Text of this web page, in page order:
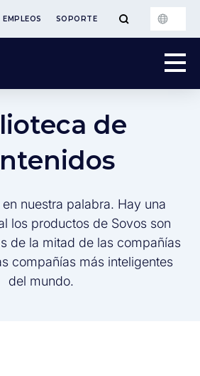
EMPLEOS SOPORTE
de
nuestra palabra. Hay una
los productos de Sovos son
de la mitad de las compañías
compañías más inteligentes
del mundo.